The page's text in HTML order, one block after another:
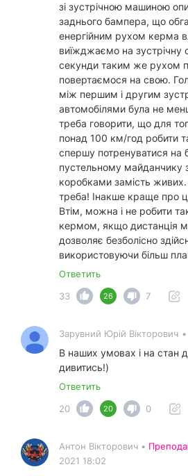
зі зустрічною машиною
заднього бампера, що
енергійним рухом керма
виїжджаємо на
секунди таким же рухом
повертаємося на свою.
між першим і другим
автомобілями була не
треба говорити, що для
понад 100 км/год робити
спершу потренуватися на
пустельному майданчику
коробками замість
треба! Інакше краще про
Втім, можна і не робити
кермом, якщо дистанція
дозволяє безболісно
використовуючи більш
Ответить
33
26 7
Зарувний Юрій Вікторович •
В наших умовах і на стан
дивитись!)
Ответить
20
20 0
Антон Вікторович •
2021 18:02